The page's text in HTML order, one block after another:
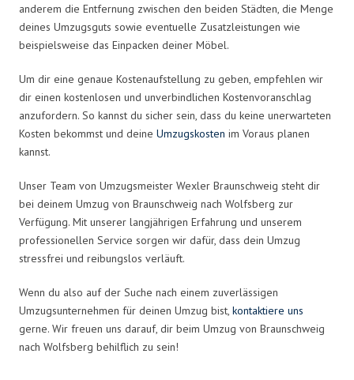
anderem die Entfernung zwischen den beiden Städten, die Menge
deines Umzugsguts sowie eventuelle Zusatzleistungen wie
beispielsweise das Einpacken deiner Möbel.
Um dir eine genaue Kostenaufstellung zu geben, empfehlen wir
dir einen kostenlosen und unverbindlichen Kostenvoranschlag
anzufordern. So kannst du sicher sein, dass du keine unerwarteten
Kosten bekommst und deine Umzugskosten im Voraus planen
kannst.
Unser Team von Umzugsmeister Wexler Braunschweig steht dir
bei deinem Umzug von Braunschweig nach Wolfsberg zur
Verfügung. Mit unserer langjährigen Erfahrung und unserem
professionellen Service sorgen wir dafür, dass dein Umzug
stressfrei und reibungslos verläuft.
Wenn du also auf der Suche nach einem zuverlässigen
Umzugsunternehmen für deinen Umzug bist, kontaktiere uns
gerne. Wir freuen uns darauf, dir beim Umzug von Braunschweig
nach Wolfsberg behilflich zu sein!